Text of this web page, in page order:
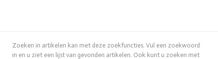
Zoeken in artikelen kan met deze zoekfuncties. Vul een zoekwoord
in en u ziet een lijst van gevonden artikelen. Ook kunt u zoeken met